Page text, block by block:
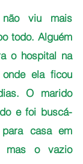
viu mais
todo. Alguém
o hospital na
ela ficou
O marido
e foi buscá-
casa em
mas o vazio